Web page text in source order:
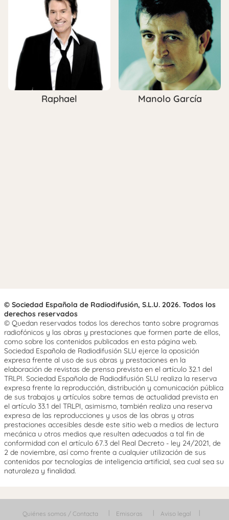
Raphael Manolo García
© Sociedad Española de Radiodifusión, S.L.U. 2026. Todos los
derechos reservados
© Quedan reservados todos los derechos tanto sobre programas
radiofónicos y las obras y prestaciones que formen parte de ellos,
como sobre los contenidos publicados en esta página web.
Sociedad Española de Radiodifusión SLU ejerce la oposición
expresa frente al uso de sus obras y prestaciones en la
elaboración de revistas de prensa prevista en el artículo 32.1 del
TRLPI. Sociedad Española de Radiodifusión SLU realiza la reserva
expresa frente la reproducción, distribución y comunicación pública
de sus trabajos y artículos sobre temas de actualidad prevista en
el artículo 33.1 del TRLPI, asimismo, también realiza una reserva
expresa de las reproducciones y usos de las obras y otras
prestaciones accesibles desde este sitio web a medios de lectura
mecánica u otros medios que resulten adecuados a tal fin de
conformidad con el artículo 67.3 del Real Decreto - ley 24/2021, de
2 de noviembre, así como frente a cualquier utilización de sus
contenidos por tecnologías de inteligencia artificial, sea cual sea su
naturaleza y finalidad.
Quiénes somos / Contacta Emisoras Aviso legal